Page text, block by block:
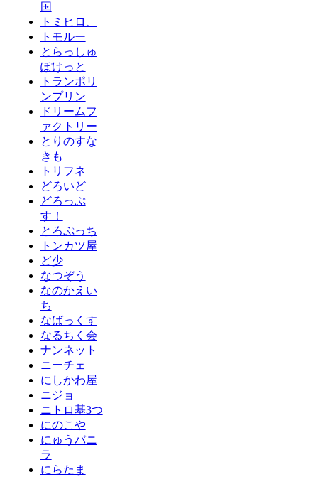
国
トミヒロ、
トモルー
とらっしゅ
ぽけっと
トランポリ
ンプリン
ドリームフ
ァクトリー
とりのすな
きも
トリフネ
どろいど
どろっぷ
す！
とろぷっち
トンカツ屋
ど少
なつぞう
なのかえい
ち
なばっくす
なるちく会
ナンネット
ニーチェ
にしかわ屋
ニジョ
ニトロ基3つ
にのこや
にゅうバニ
ラ
にらたま